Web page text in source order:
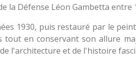
la Défense Léon Gambetta entre
1930, puis restauré par le
tout en conservant son allure
l'architecture et de l'histoire